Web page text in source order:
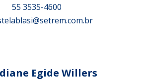
55 3535-4600
Egide Willers